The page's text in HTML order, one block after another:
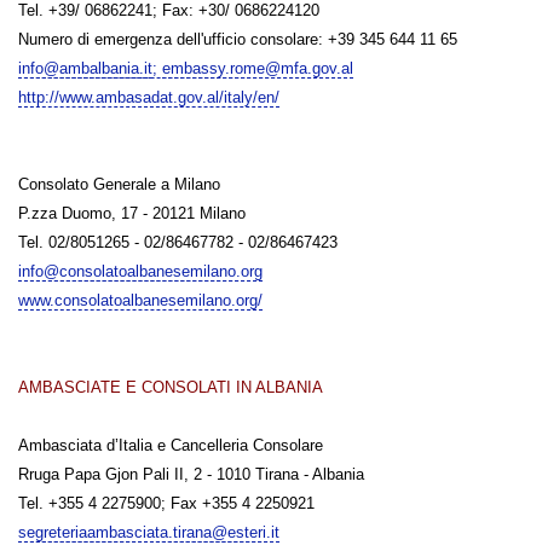
Tel. +39/ 06862241; Fax: +30/ 0686224120
Numero di emergenza dell'ufficio consolare: +39 345 644 11 65
info@ambalbania.it; embassy.rome@mfa.gov.al
http://www.ambasadat.gov.al/italy/en/
Consolato Generale a Milano
P.zza Duomo, 17 - 20121 Milano
Tel. 02/8051265 - 02/86467782 - 02/86467423
info@consolatoalbanesemilano.org
www.consolatoalbanesemilano.org/
AMBASCIATE E CONSOLATI IN ALBANIA
Ambasciata d’Italia e Cancelleria Consolare
Rruga Papa Gjon Pali II, 2 - 1010 Tirana - Albania
Tel. +355 4 2275900; Fax +355 4 2250921
segreteriaambasciata.tirana@esteri.it